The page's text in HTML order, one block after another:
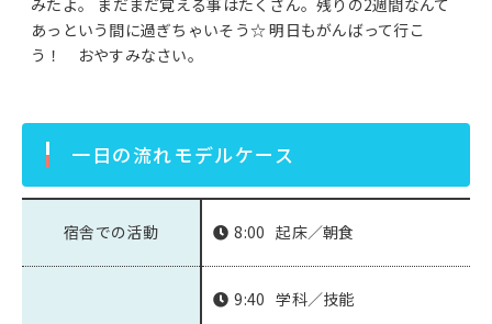
みたよ。 まだまだ覚える事はたくさん。残りの2週間なんて
あっという間に過ぎちゃいそう☆ 明日もがんばって行こ
う！ おやすみなさい。
一日の流れモデルケース
宿舎での活動 8:00 起床／朝食
9:40 学科／技能